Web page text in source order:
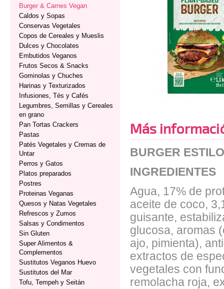
Burger & Carnes Vegan
Caldos y Sopas
Conservas Vegetales
Copos de Cereales y Mueslis
Dulces y Chocolates
Embutidos Veganos
Frutos Secos & Snacks
Gominolas y Chuches
Harinas y Texturizados
Infusiones, Tés y Cafés
Legumbres, Semillas y Cereales
en grano
Pan Tortas Crackers
Pastas
Patés Vegetales y Cremas de
Untar
Perros y Gatos
Platos preparados
Postres
Proteinas Veganas
Quesos y Natas Vegetales
Refrescos y Zumos
Salsas y Condimentos
Sin Gluten
Super Alimentos &
Complementos
Sustitutos Veganos Huevo
Sustitutos del Mar
Tofu, Tempeh y Seitán
Más
BURGER
INGREDIENTES
Agua, 17% de
aceite de coco,
guisante,
glucosa, aromas
ajo, pimienta),
extractos de
vegetales con
remolacha roja,